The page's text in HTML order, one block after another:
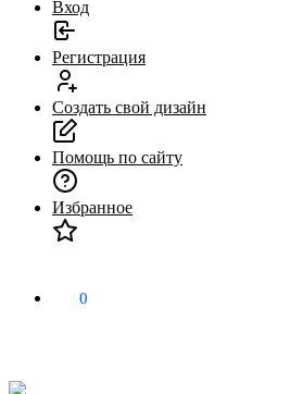
Вход
Регистрация
Создать свой дизайн
Помощь по сайту
Избранное
0